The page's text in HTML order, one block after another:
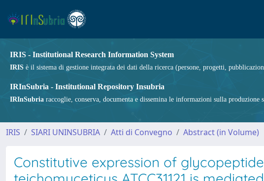
IRIS - Institutional Research Information System
IRIS è il sistema di gestione integrata dei dati della ricerca (persone, progetti,
IRInSubria - Institutional Repository Insubria
IRInSubria raccoglie, conserva, documenta e dissemina le informazioni sulla
IRIS SIARI UNINSUBRIA Atti di Convegno Abstract (in Volume)
Constitutive expression of